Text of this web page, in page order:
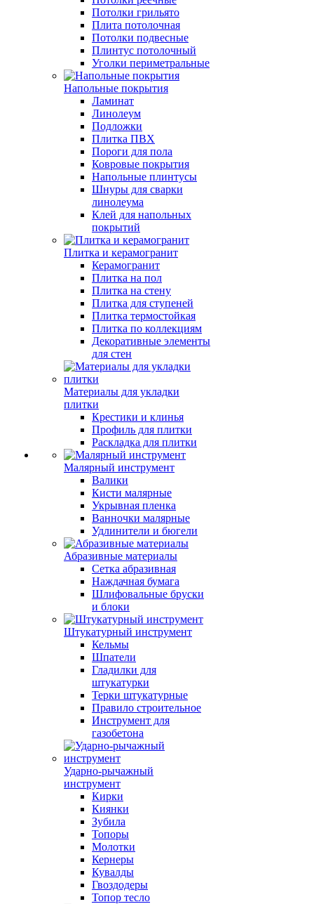
Потолки грильято
Плита потолочная
Потолки подвесные
Плинтус потолочный
Уголки периметральные
Напольные покрытия
Ламинат
Линолеум
Подложки
Плитка ПВХ
Пороги для пола
Ковровые покрытия
Напольные плинтусы
Шнуры для сварки
линолеума
Клей для напольных
покрытий
Плитка и керамогранит
Керамогранит
Плитка на пол
Плитка на стену
Плитка для ступеней
Плитка термостойкая
Плитка по коллекциям
Декоративные элементы
для стен
Материалы для укладки
плитки
Крестики и клинья
Профиль для плитки
Раскладка для плитки
Малярный инструмент
Валики
Кисти малярные
Укрывная пленка
Ванночки малярные
Удлинители и бюгели
Абразивные материалы
Сетка абразивная
Наждачная бумага
Шлифовальные бруски
и блоки
Штукатурный инструмент
Кельмы
Шпатели
Гладилки для
штукатурки
Терки штукатурные
Правило строительное
Инструмент для
газобетона
Ударно-рычажный
инструмент
Кирки
Киянки
Зубила
Топоры
Молотки
Кернеры
Кувалды
Гвоздодеры
Топор тесло